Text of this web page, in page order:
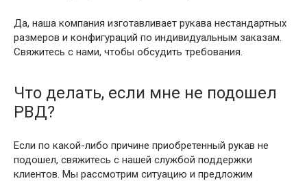
Да, наша компания изготавливает рукава нестандартных
размеров и конфигураций по индивидуальным заказам.
Свяжитесь с нами, чтобы обсудить требования.
Что делать, если мне не подошел
РВД?
Если по какой-либо причине приобретенный рукав не
подошел, свяжитесь с нашей службой поддержки
клиентов. Мы рассмотрим ситуацию и предложим